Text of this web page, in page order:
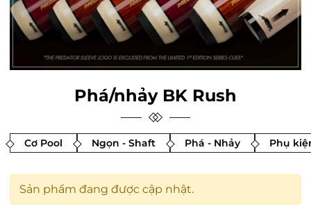
Phá/nhảy BK Rush
Cơ Pool Ngọn - Shaft Phá - Nhảy Phụ
Sản phẩm đang được cập nhật.